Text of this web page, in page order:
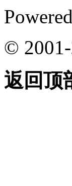
©
返回顶